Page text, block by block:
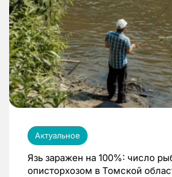
Актуальное
Язь заражен на 100%: число
описторхозом в Томской